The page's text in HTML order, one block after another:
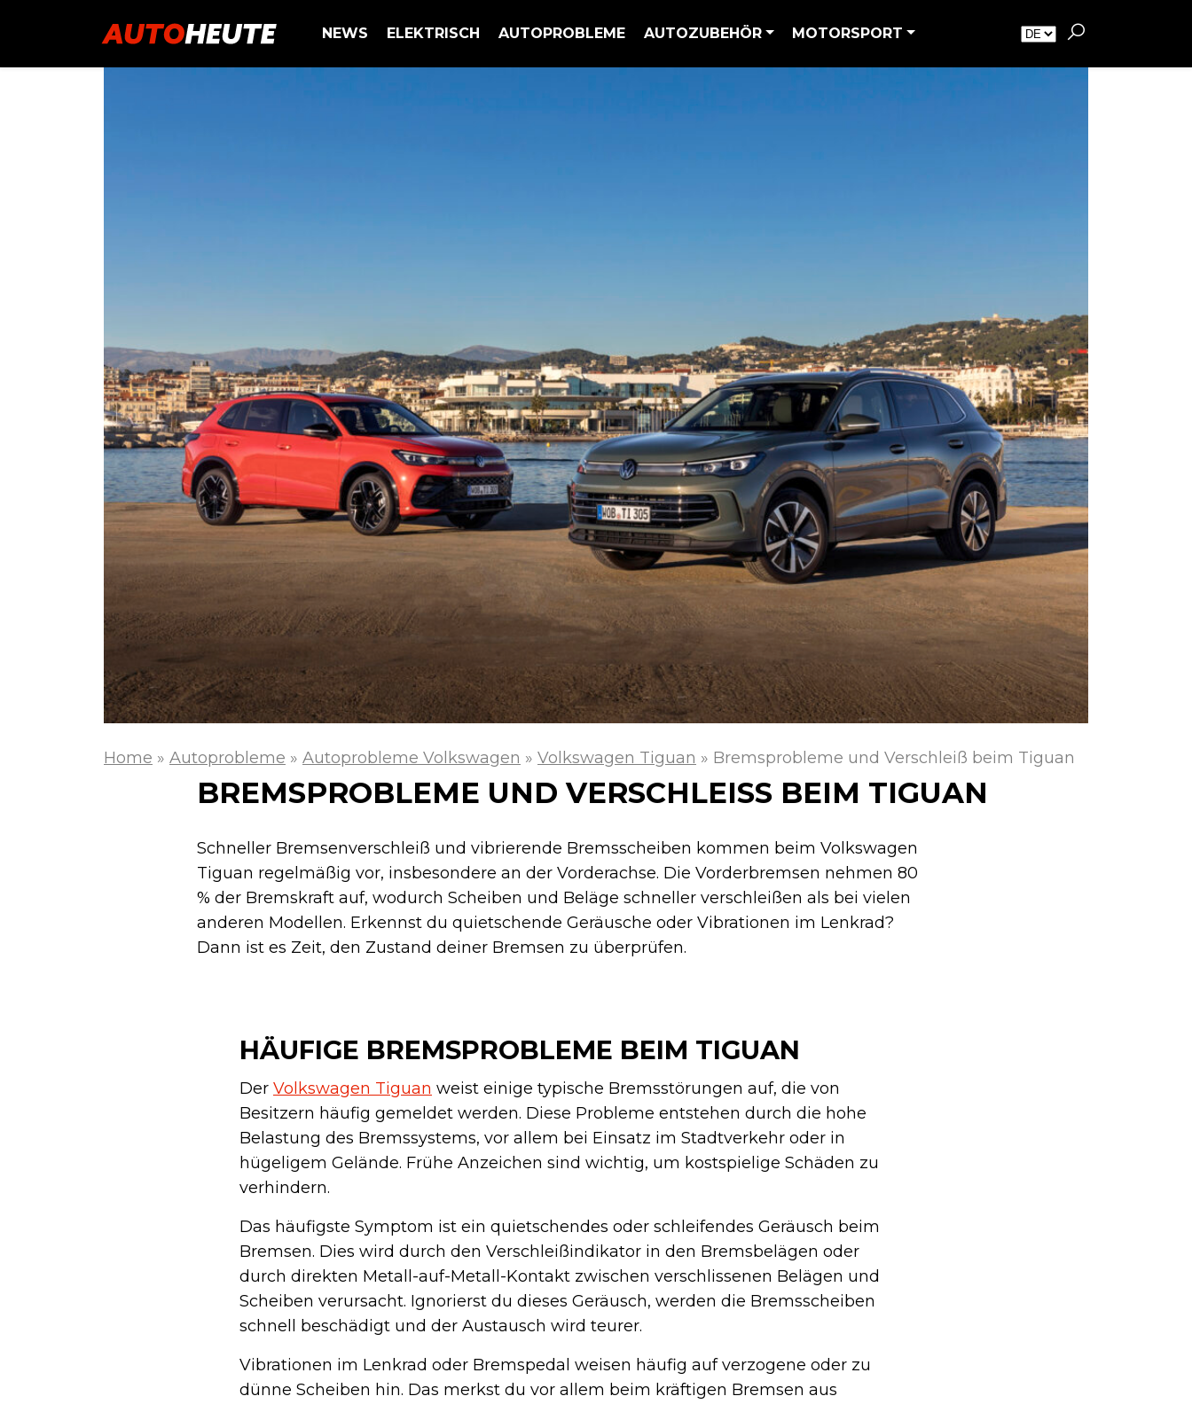
NEWS ELEKTRISCH AUTOPROBLEME AUTOZUBEHÖR MOTORSPORT
Home » Autoprobleme » Autoprobleme Volkswagen » Volkswagen Tiguan » Bremsprobleme und Verschleiß beim Tiguan
BREMSPROBLEME UND VERSCHLEISS BEIM TIGUAN
Schneller Bremsenverschleiß und vibrierende Bremsscheiben kommen beim Volkswagen
Tiguan regelmäßig vor, insbesondere an der Vorderachse. Die Vorderbremsen nehmen 80
% der Bremskraft auf, wodurch Scheiben und Beläge schneller verschleißen als bei vielen
anderen Modellen. Erkennst du quietschende Geräusche oder Vibrationen im Lenkrad?
Dann ist es Zeit, den Zustand deiner Bremsen zu überprüfen.
HÄUFIGE BREMSPROBLEME BEIM TIGUAN
Der Volkswagen Tiguan weist einige typische Bremsstörungen auf, die von
Besitzern häufig gemeldet werden. Diese Probleme entstehen durch die hohe
Belastung des Bremssystems, vor allem bei Einsatz im Stadtverkehr oder in
hügeligem Gelände. Frühe Anzeichen sind wichtig, um kostspielige Schäden zu
verhindern.
Das häufigste Symptom ist ein quietschendes oder schleifendes Geräusch beim
Bremsen. Dies wird durch den Verschleißindikator in den Bremsbelägen oder
durch direkten Metall-auf-Metall-Kontakt zwischen verschlissenen Belägen und
Scheiben verursacht. Ignorierst du dieses Geräusch, werden die Bremsscheiben
schnell beschädigt und der Austausch wird teurer.
Vibrationen im Lenkrad oder Bremspedal weisen häufig auf verzogene oder zu
dünne Scheiben hin. Das merkst du vor allem beim kräftigen Bremsen aus